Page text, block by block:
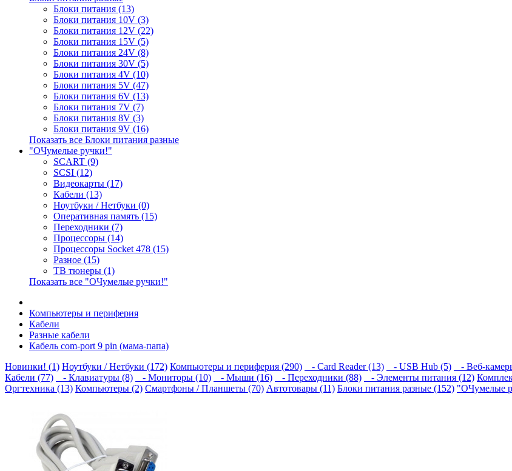
Блоки питания (13)
Блоки питания 10V (3)
Блоки питания 12V (22)
Блоки питания 15V (5)
Блоки питания 24V (8)
Блоки питания 30V (5)
Блоки питания 4V (10)
Блоки питания 5V (47)
Блоки питания 6V (13)
Блоки питания 7V (7)
Блоки питания 8V (3)
Блоки питания 9V (16)
Показать все Блоки питания разные
"ОЧумелые ручки!"
SCART (9)
SCSI (12)
Видеокарты (17)
Кабели (13)
Ноутбуки / Нетбуки (0)
Оперативная память (15)
Переходники (7)
Процессоры (14)
Процессоры Socket 478 (15)
Разное (15)
ТВ тюнеры (1)
Показать все "ОЧумелые ручки!"
Компьютеры и периферия
Кабели
Разные кабели
Кабель com-port 9 pin (мама-папа)
Новинки! (1) Ноутбуки / Нетбуки (172) Компьютеры и периферия (290) - Card Reader (13) - USB Hub (5) - Веб-
Кабели (77)
- Клавиатуры (8) - Мониторы (10) - Мыши (16) - Переходники (88) - Элементы питания (12)
Оргтехника (13) Компьютеры (2) Смартфоны / Планшеты (70) Автотовары (11) Блоки питания разные (152) "ОЧумелые